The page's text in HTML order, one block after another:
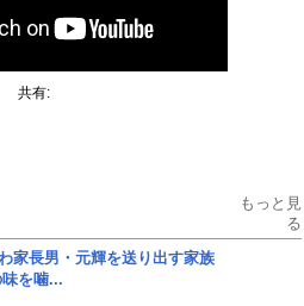
共有:
もっと見
る
家長男・元輝を送り出す家族
を噛...